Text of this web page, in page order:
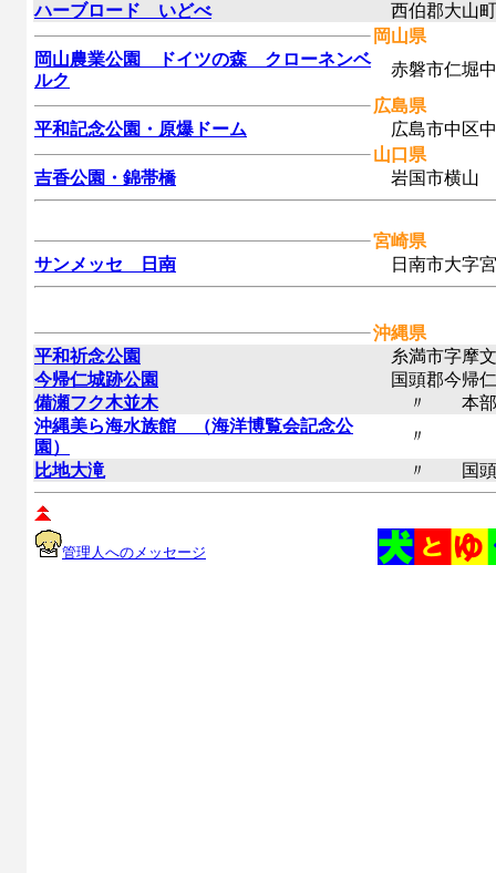
ハーブロード いどべ
西伯郡大山
岡山県
岡山農業公園 ドイツの森 クローネンベ
ルク
赤磐市仁堀中
広島県
平和記念公園・原爆ドーム
広島市中区
山口県
吉香公園・錦帯橋
岩国市横山
宮崎県
サンメッセ 日南
日南市大字
沖縄県
平和祈念公園
糸満市字摩
今帰仁城跡公園
国頭郡今帰
備瀬フク木並木
〃 本部
沖縄美ら海水族館 （海洋博覧会記念公
園）
〃
比地大滝
〃 国頭
管理人へのメッセージ